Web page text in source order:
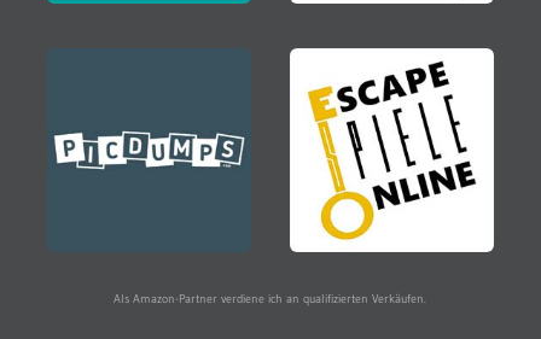
Als Amazon-Partner verdiene ich an qualifizierten Verkäufen.